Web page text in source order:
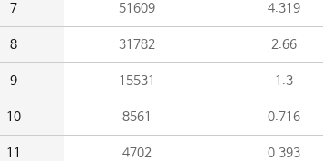
7 51609 4.319
8 31782 2.66
9 15531 1.3
10 8561 0.716
11 4702 0.393